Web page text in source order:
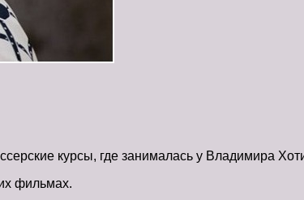
курсы, где занималась у Владимира
фильмах.